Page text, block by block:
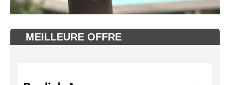
MEILLEURE OFFRE